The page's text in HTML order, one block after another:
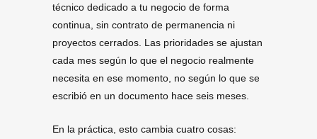
técnico dedicado a tu negocio de forma
continua, sin contrato de permanencia ni
proyectos cerrados. Las prioridades se ajustan
cada mes según lo que el negocio realmente
necesita en ese momento, no según lo que se
escribió en un documento hace seis meses.
En la práctica, esto cambia cuatro cosas: